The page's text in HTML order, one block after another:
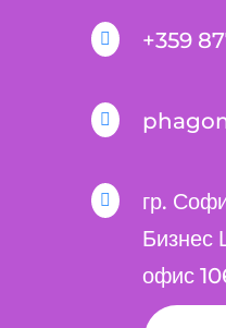
 +359


гр.
Бизнес
офис